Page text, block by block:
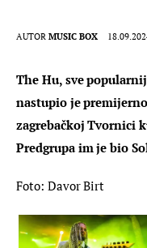
AUTOR MUSIC BOX
The Hu, sve
nastupio je
zagrebačkoj Tvornici
Predgrupa im je bio
Foto: Davor Birt